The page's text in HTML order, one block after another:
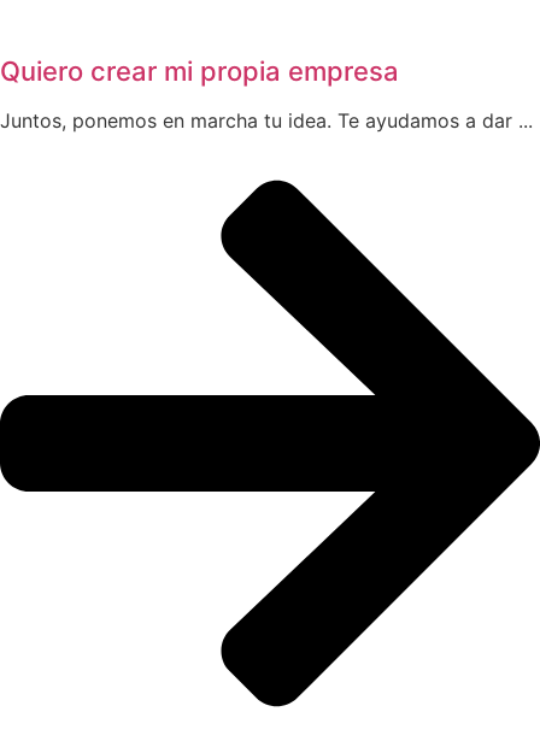
Quiero crear mi propia empresa
Juntos, ponemos en marcha tu idea. Te ayudamos a dar ...